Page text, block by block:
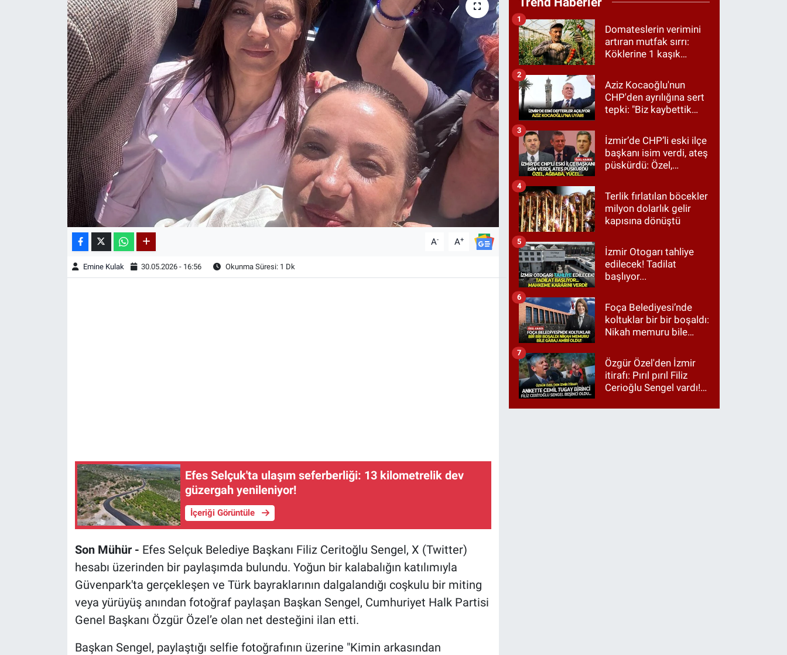
A- A+
Emine Kulak 30.05.2026 - 16:56 Okunma Süresi: 1 Dk
Efes Selçuk'ta ulaşım seferberliği: 13 kilometrelik dev
güzergah yenileniyor!
İçeriği Görüntüle
Son Mühür - Efes Selçuk Belediye Başkanı Filiz Ceritoğlu Sengel, X (Twitter)
hesabı üzerinden bir paylaşımda bulundu. Yoğun bir kalabalığın katılımıyla
Güvenpark'ta gerçekleşen ve Türk bayraklarının dalgalandığı coşkulu bir miting
veya yürüyüş anından fotoğraf paylaşan Başkan Sengel, Cumhuriyet Halk Partisi
Genel Başkanı Özgür Özel’e olan net desteğini ilan etti.
Başkan Sengel, paylaştığı selfie fotoğrafının üzerine "Kimin arkasından
Domateslerin verimini
artıran mutfak sırrı:
Köklerine 1 kaşık
1
Aziz Kocaoğlu'nun
CHP'den ayrılığına sert
tepki: "Biz kaybettik
etmedik"
2
İzmir’de CHP’li eski ilçe
başkanı isim verdi, ateş
püskürdü: Özel,
3
Terlik fırlatılan böcekler
milyon dolarlık gelir
kapısına dönüştü
4
İzmir Otogarı tahliye
edilecek! Tadilat
başlıyor...
5
Foça Belediyesi’nde
koltuklar bir bir boşaldı:
Nikah memuru bile
6
Özgür Özel'den İzmir
itirafı: Pırıl pırıl Filiz
Cerioğlu Sengel vardı!
Tugay birinci çıktı
7